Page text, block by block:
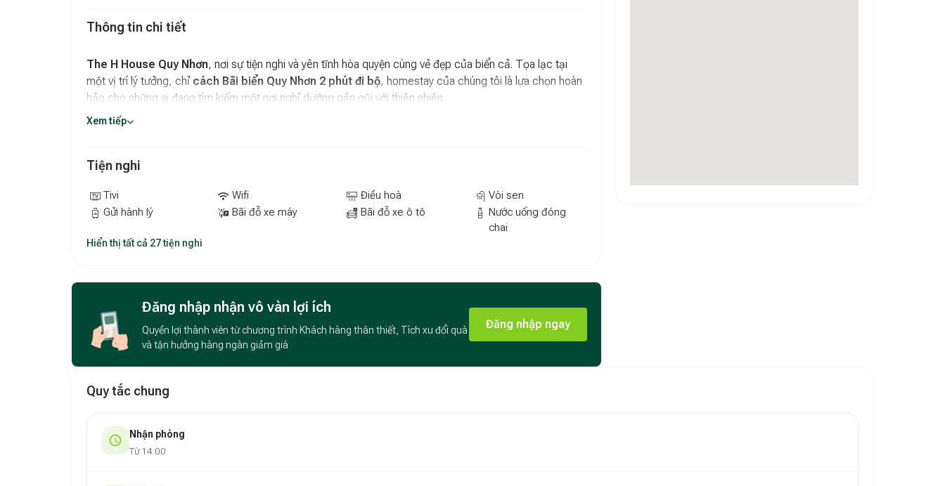
Thông tin chi tiết
The H House Quy Nhơn, nơi sự tiện nghi và yên tĩnh hòa quyện cùng vẻ đẹp của biển cả. Tọa lạc tại
một vị trí lý tưởng, chỉ cách Bãi biển Quy Nhơn 2 phút đi bộ, homestay của chúng tôi là lựa chọn hoàn
hảo cho những ai đang tìm kiếm một nơi nghỉ dưỡng gần gũi với thiên nhiên.
Không gian sống thoải mái và trong lành:
bạn có thể thư giãn và tận hưởng kỳ nghỉ một cách trọn vẹn nhất.
Với vị trí thuận lợi, bạn có thể dễ dàng đi bộ ra bãi biển, tận hưởng không khí trong lành
của biển cả, tắm nắng hay tham gia các hoạt động vui chơi. Ngoài ra, The H House chỉ cách
Phù Cát 33km
, rất thuận tiện cho việc di chuyển của bạn.
Xem tiếp
Tiện nghi
Tivi Wifi Điều hoà
Vòi sen
Gửi hành lý
Bãi đỗ xe máy Bãi đỗ xe ô tô
Nước uống đóng
chai
Hiển thị tất cả 27 tiện nghi
Đăng nhập nhận vô vàn lợi ích
Quyền lợi thành viên từ chương trình Khách hàng thân thiết, Tích xu đổi quà
và tận hưởng hàng ngàn giảm giá
Đăng nhập ngay
Quy tắc chung
Nhận phòng
Từ 14:00